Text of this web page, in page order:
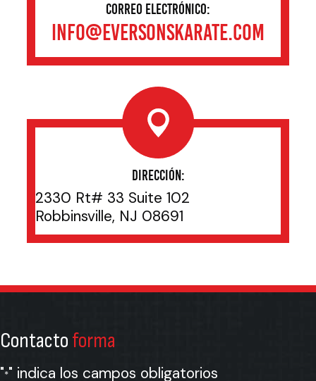
CORREO ELECTRÓNICO:
INFO@EVERSONSKARATE.COM
DIRECCIÓN:
2330 Rt# 33 Suite 102
Robbinsville, NJ 08691
Contactoforma
"*" indica los campos obligatorios